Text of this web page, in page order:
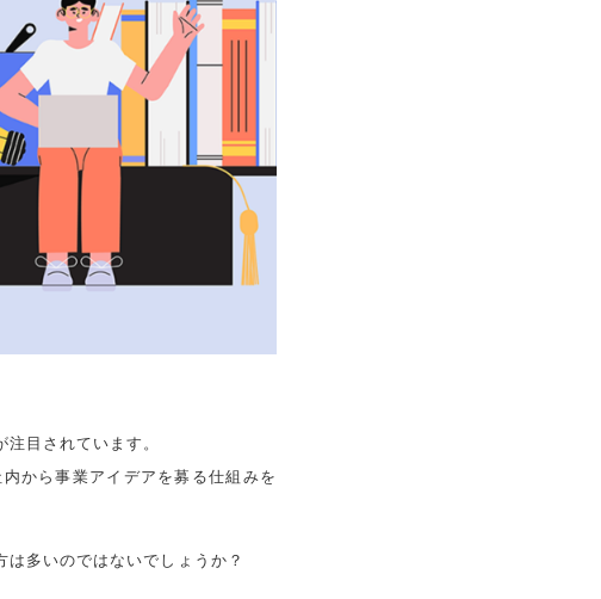
目されています。
から事業アイデアを募る仕組みを
多いのではないでしょうか？